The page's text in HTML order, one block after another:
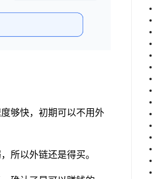
够快，初期可以不用外
所以外链还是得买。